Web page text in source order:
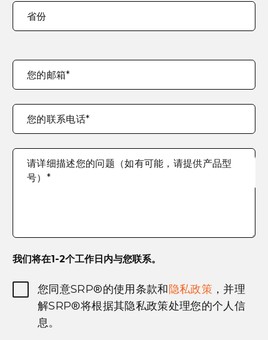
司
省份
您的邮箱*
您的联系电话*
请详细描述您的问题（如有可能，请提供产品型
号） *
我们将在1-2个工作日内与您联系。
Consent
您同意SRP®的使用条款和隐私政策 ，并理
解SRP®将根据其隐私政策处理您的个人信
息。